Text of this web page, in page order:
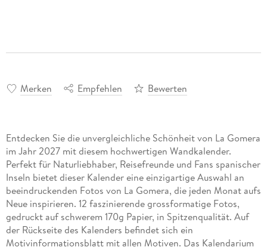
Merken Empfehlen Bewerten
Entdecken Sie die unvergleichliche Schönheit von La Gomera
im Jahr 2027 mit diesem hochwertigen Wandkalender.
Perfekt für Naturliebhaber, Reisefreunde und Fans spanischer
Inseln bietet dieser Kalender eine einzigartige Auswahl an
beeindruckenden Fotos von La Gomera, die jeden Monat aufs
Neue inspirieren. 12 faszinierende grossformatige Fotos,
gedruckt auf schwerem 170g Papier, in Spitzenqualität. Auf
der Rückseite des Kalenders befindet sich ein
Motivinformationsblatt mit allen Motiven. Das Kalendarium